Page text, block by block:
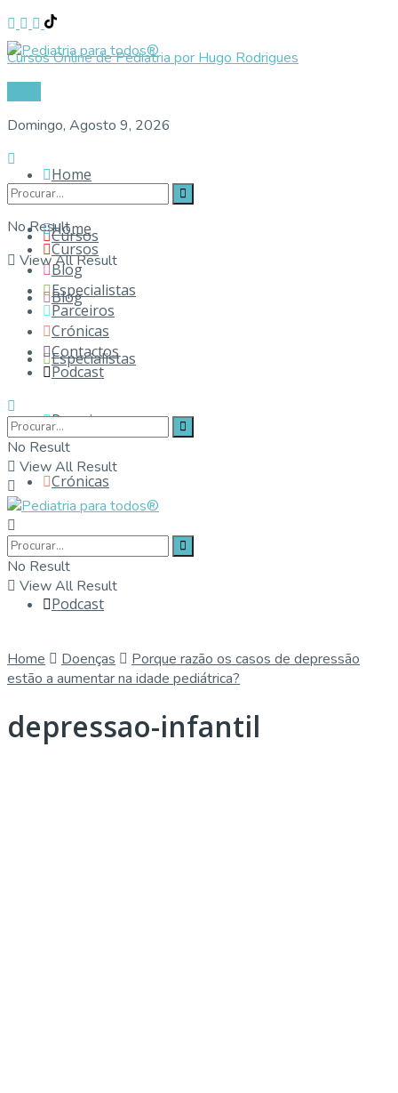
Cursos Online de Pediatria por Hugo Rodrigues
Domingo, Agosto 9, 2026
No Result
View All Result
Home
Cursos
Blog
Especialistas
Parceiros
Crónicas
Contactos
Podcast
Home
Cursos
Blog
Especialistas
Parceiros
Crónicas
Contactos
Podcast
No Result
View All Result
No Result
View All Result
Home Doenças
Porque razão os casos de depressão
estão a aumentar na idade pediátrica?
depressao-infantil